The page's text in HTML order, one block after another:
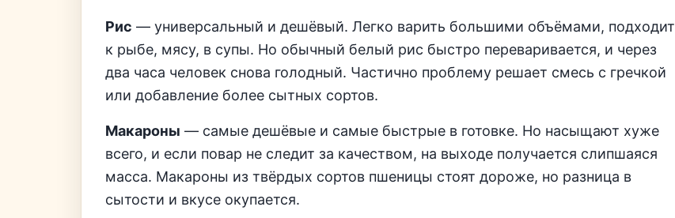
Рис — универсальный и дешёвый. Легко варить большими объёмами, подходит
к рыбе, мясу, в супы. Но обычный белый рис быстро переваривается, и через
два часа человек снова голодный. Частично проблему решает смесь с гречкой
или добавление более сытных сортов.
Макароны — самые дешёвые и самые быстрые в готовке. Но насыщают хуже
всего, и если повар не следит за качеством, на выходе получается слипшаяся
масса. Макароны из твёрдых сортов пшеницы стоят дороже, но разница в
сытости и вкусе окупается.